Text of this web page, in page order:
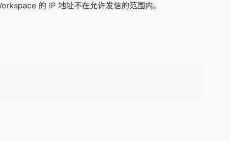
的 IP 地址不在允许发信的范围内。